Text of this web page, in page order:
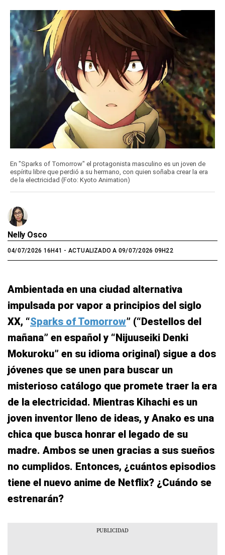
En "Sparks of Tomorrow" el protagonista masculino es un joven de
espíritu libre que perdió a su hermano, con quien soñaba crear la era
de la electricidad (Foto: Kyoto Animation)
Nelly Osco
04/07/2026 16H41 - ACTUALIZADO A 09/07/2026 09H22
Ambientada en una ciudad alternativa
impulsada por vapor a principios del siglo
XX, “Sparks of Tomorrow” (“Destellos del
mañana” en español y “Nijuuseiki Denki
Mokuroku” en su idioma original) sigue a dos
jóvenes que se unen para buscar un
misterioso catálogo que promete traer la era
de la electricidad. Mientras Kihachi es un
joven inventor lleno de ideas, y Anako es una
chica que busca honrar el legado de su
madre. Ambos se unen gracias a sus sueños
no cumplidos. Entonces, ¿cuántos episodios
tiene el nuevo anime de Netflix? ¿Cuándo se
estrenarán?